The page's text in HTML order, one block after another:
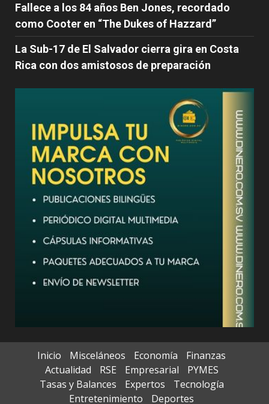
Fallece a los 84 años Ben Jones, recordado
como Cooter en “The Dukes of Hazzard”
La Sub-17 de El Salvador cierra gira en Costa
Rica con dos amistosos de preparación
Inicio Misceláneos Economía
Finanzas
Actualidad
RSE Empresarial
PYMES
Tasas y Balances
Expertos
Tecnología
Entretenimiento
Deportes